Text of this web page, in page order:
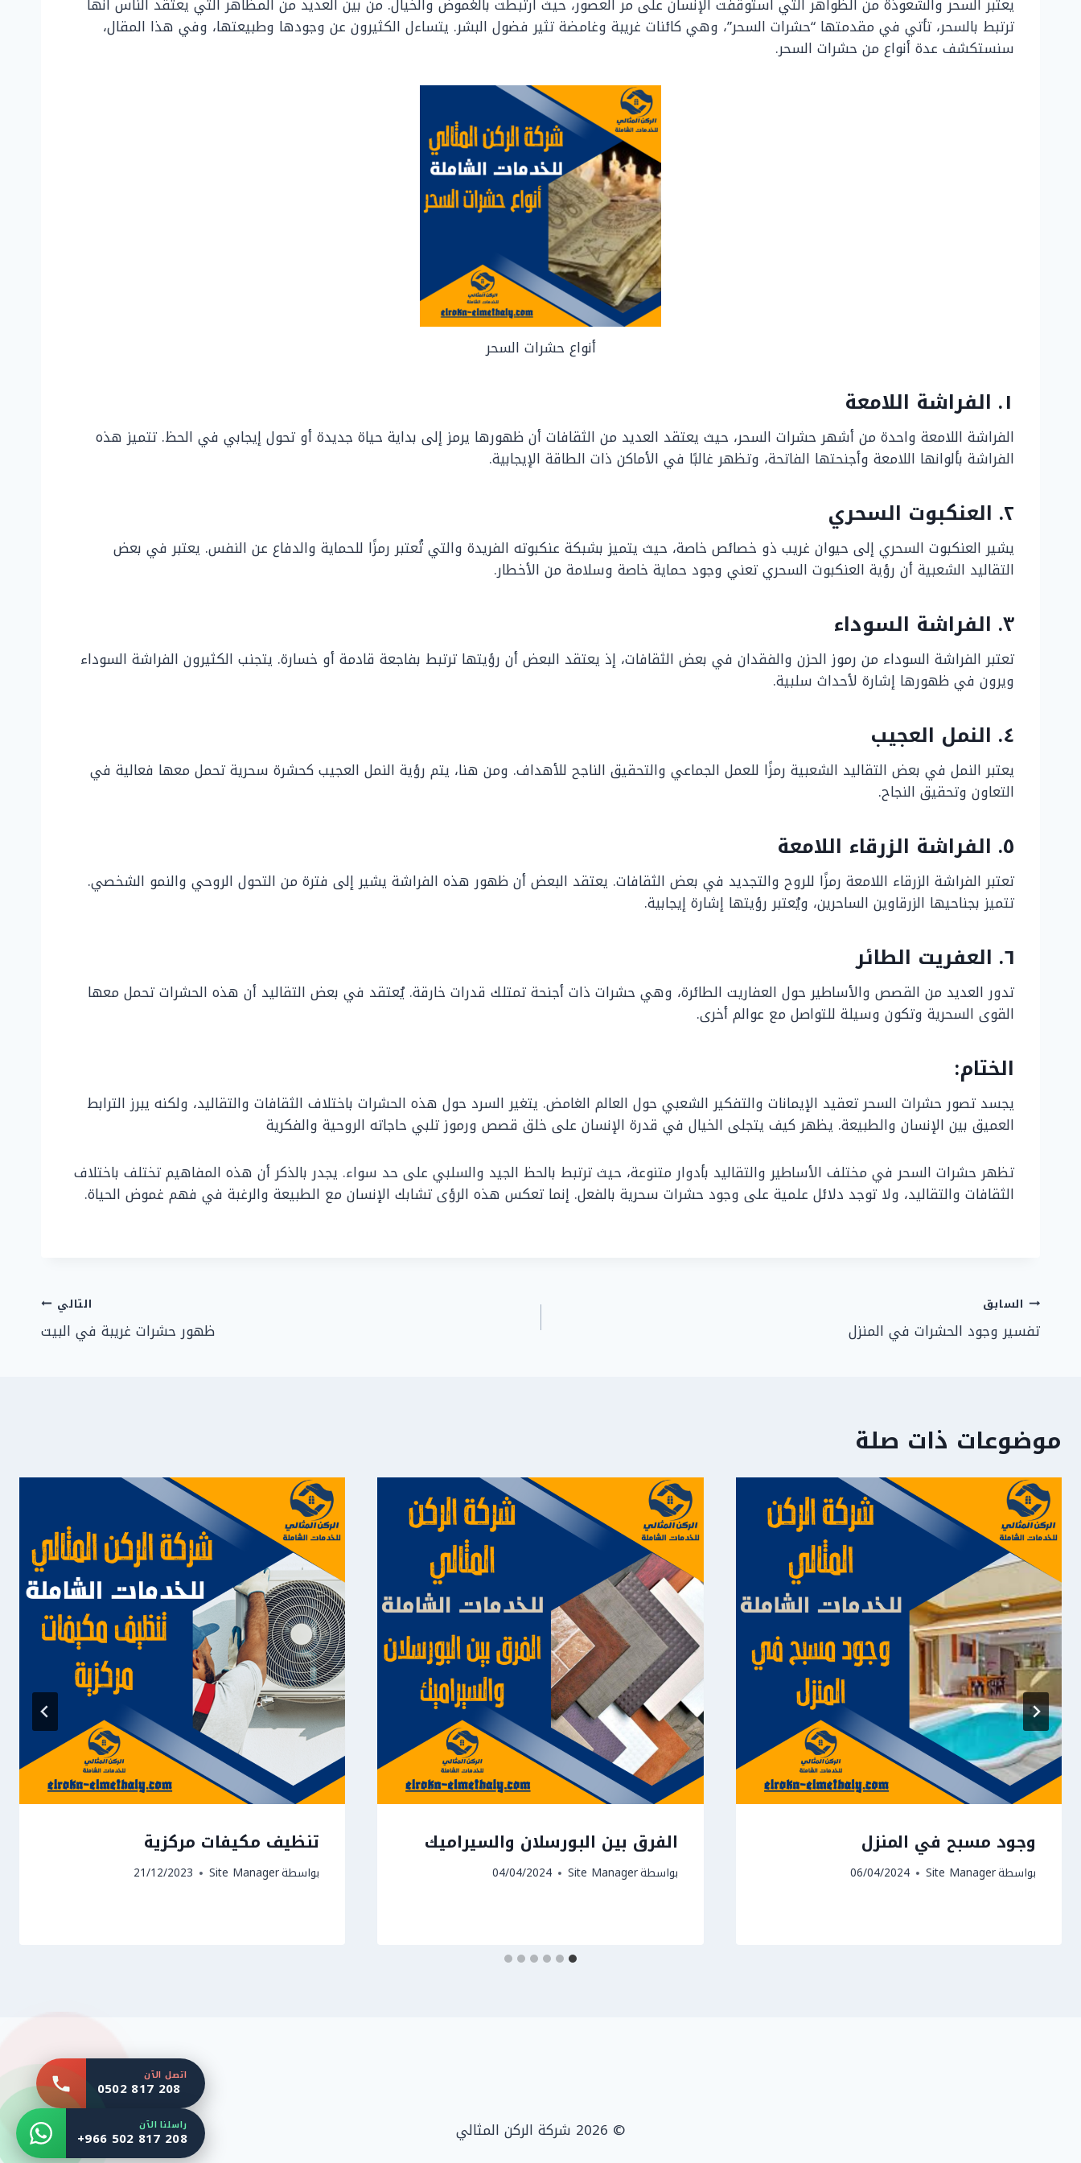
ترتبط بالسحر، تأتي في مقدمتها “حشرات السحر”، وهي كائنات غريبة وغامضة تثير فضول البشر. يتساءل الكثيرون عن وجودها وطبيعتها، وفي هذا المقال،
سنستكشف عدة أنواع من حشرات السحر.
أنواع حشرات السحر
١. الفراشة اللامعة
الفراشة اللامعة واحدة من أشهر حشرات السحر، حيث يعتقد العديد من الثقافات أن ظهورها يرمز إلى بداية حياة جديدة أو تحول إيجابي في الحظ. تتميز هذه
الفراشة بألوانها اللامعة وأجنحتها الفاتحة، وتظهر غالبًا في الأماكن ذات الطاقة الإيجابية.
٢. العنكبوت السحري
يشير العنكبوت السحري إلى حيوان غريب ذو خصائص خاصة، حيث يتميز بشبكة عنكبوته الفريدة والتي تُعتبر رمزًا للحماية والدفاع عن النفس. يعتبر في بعض
التقاليد الشعبية أن رؤية العنكبوت السحري تعني وجود حماية خاصة وسلامة من الأخطار.
٣. الفراشة السوداء
تعتبر الفراشة السوداء من رموز الحزن والفقدان في بعض الثقافات، إذ يعتقد البعض أن رؤيتها ترتبط بفاجعة قادمة أو خسارة. يتجنب الكثيرون الفراشة السوداء
ويرون في ظهورها إشارة لأحداث سلبية.
٤. النمل العجيب
يعتبر النمل في بعض التقاليد الشعبية رمزًا للعمل الجماعي والتحقيق الناجح للأهداف. ومن هنا، يتم رؤية النمل العجيب كحشرة سحرية تحمل معها فعالية في
التعاون وتحقيق النجاح.
٥. الفراشة الزرقاء اللامعة
تعتبر الفراشة الزرقاء اللامعة رمزًا للروح والتجديد في بعض الثقافات. يعتقد البعض أن ظهور هذه الفراشة يشير إلى فترة من التحول الروحي والنمو الشخصي.
تتميز بجناحيها الزرقاوين الساحرين، ويُعتبر رؤيتها إشارة إيجابية.
٦. العفريت الطائر
تدور العديد من القصص والأساطير حول العفاريت الطائرة، وهي حشرات ذات أجنحة تمتلك قدرات خارقة. يُعتقد في بعض التقاليد أن هذه الحشرات تحمل معها
القوى السحرية وتكون وسيلة للتواصل مع عوالم أخرى.
الختام:
يجسد تصور حشرات السحر تعقيد الإيمانات والتفكير الشعبي حول العالم الغامض. يتغير السرد حول هذه الحشرات باختلاف الثقافات والتقاليد، ولكنه يبرز الترابط
العميق بين الإنسان والطبيعة. يظهر كيف يتجلى الخيال في قدرة الإنسان على خلق قصص ورموز تلبي حاجاته الروحية والفكرية
تظهر حشرات السحر في مختلف الأساطير والتقاليد بأدوار متنوعة، حيث ترتبط بالحظ الجيد والسلبي على حد سواء. يجدر بالذكر أن هذه المفاهيم تختلف باختلاف
الثقافات والتقاليد، ولا توجد دلائل علمية على وجود حشرات سحرية بالفعل. إنما تعكس هذه الرؤى تشابك الإنسان مع الطبيعة والرغبة في فهم غموض الحياة.
تصفّح
المقالات
السابق
تفسير وجود الحشرات في المنزل
التالي
ظهور حشرات غريبة في البيت
موضوعات ذات صلة
وجود مسبح في المنزل
بواسطةSite Manager
06/04/2024
الفرق بين البورسلان والسيراميك
بواسطةSite Manager
04/04/2024
تنظيف مكيفات مركزية
بواسطةSite Manager
21/12/2023
© 2026 شركة الركن المثالي
اتصل الآن
0502 817 208
راسلنا الآن
+966 502 817 208